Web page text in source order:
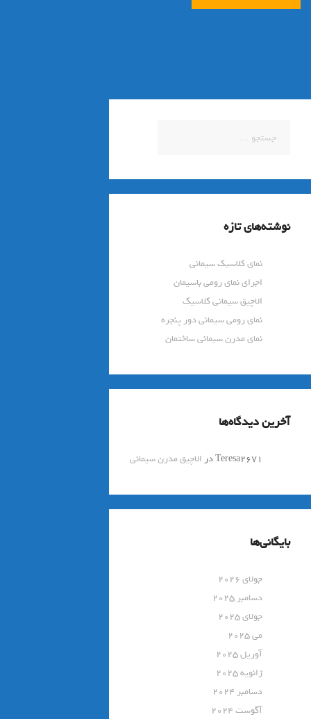
برای:
نوشته‌های تازه
نمای کلاسیک سیمانی
اجرای نمای رومی باسیمان
الاچیق سیمانی کلاسیک
نمای رومی سیمانی دور پنجره
نمای مدرن سیمانی ساختمان
آخرین دیدگاه‌ها
Teresa2671در الاچیق مدرن سیمانی
بایگانی‌ها
جولای 2026
دسامبر 2025
جولای 2025
می 2025
آوریل 2025
ژانویه 2025
دسامبر 2024
آگوست 2024